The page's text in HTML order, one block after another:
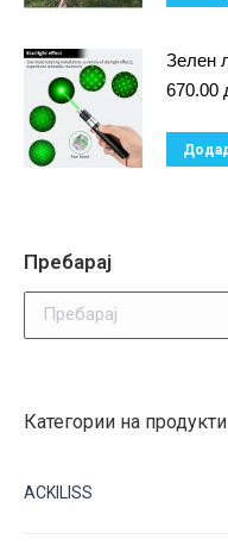
Зелен
670.00
Пребарај
Категории на продукти
ACKILISS